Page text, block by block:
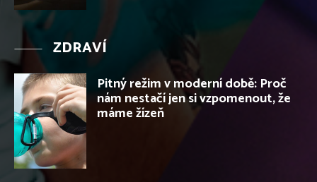
ZDRAVÍ
Pitný režim v moderní době: Proč
nám nestačí jen si vzpomenout, že
máme žízeň